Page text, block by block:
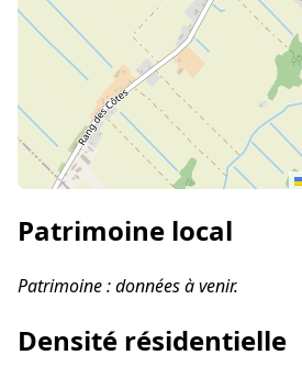
Patrimoine local
Patrimoine : données à venir.
Densité résidentielle